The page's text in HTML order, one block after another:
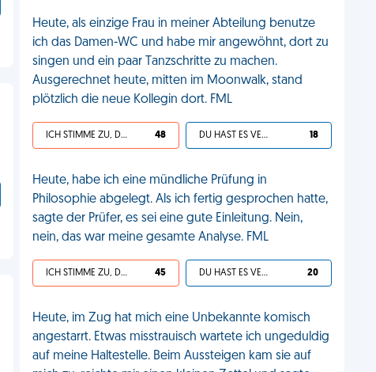
Heute, als einzige Frau in meiner Abteilung benutze
ich das Damen-WC und habe mir angewöhnt, dort zu
singen und ein paar Tanzschritte zu machen.
Ausgerechnet heute, mitten im Moonwalk, stand
plötzlich die neue Kollegin dort. FML
ICH STIMME ZU, DEIN LEBEN IST SCHEISSE 48 DU HAST ES VERDIENT 18
Heute, habe ich eine mündliche Prüfung in
Philosophie abgelegt. Als ich fertig gesprochen hatte,
sagte der Prüfer, es sei eine gute Einleitung. Nein,
nein, das war meine gesamte Analyse. FML
ICH STIMME ZU, DEIN LEBEN IST SCHEISSE 45 DU HAST ES VERDIENT 20
Heute, im Zug hat mich eine Unbekannte komisch
angestarrt. Etwas misstrauisch wartete ich ungeduldig
auf meine Haltestelle. Beim Aussteigen kam sie auf